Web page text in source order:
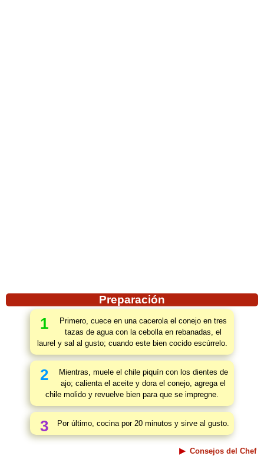
Preparación
1
Primero, cuece en una cacerola el conejo en tres
tazas de agua con la cebolla en rebanadas, el
laurel y sal al gusto; cuando este bien cocido escúrrelo.
2
Mientras, muele el chile piquín con los dientes de
ajo; calienta el aceite y dora el conejo, agrega el
chile molido y revuelve bien para que se impregne.
3 Por último, cocina por 20 minutos y sirve al gusto.
Consejos del Chef